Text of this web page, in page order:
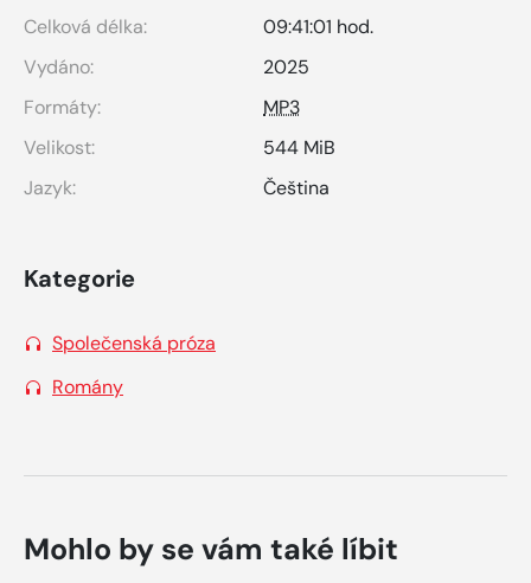
Celková délka:
09:41:01 hod.
Vydáno:
2025
Formáty:
MP3
Velikost:
544 MiB
Jazyk:
Čeština
Kategorie
Společenská próza
Romány
Mohlo by se vám také líbit